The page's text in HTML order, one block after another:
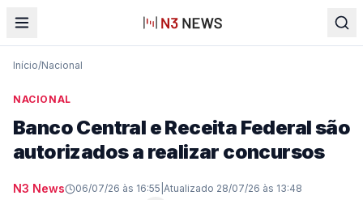
Início/Nacional
NACIONAL
Banco Central e Receita Federal são
autorizados a realizar concursos
N3 News 06/07/26 às 16:55 Atualizado 28/07/26 às 13:48